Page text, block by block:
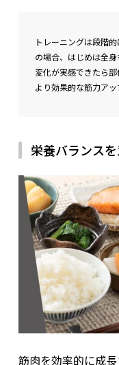
トレーニングは段階
の場合、はじめは全身
変化が実感できたら部
より効果的な筋力アッ
栄養バランス
筋肉を効率的に成